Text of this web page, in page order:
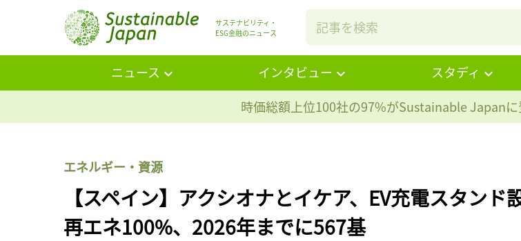
サステナビリティ・
ESG金融のニュース
ニュース インタビュー スタディ
時価総額上位100社の97%がSustainable Japanに
エネルギー・資源
【スペイン】アクシオナとイケア、EV充電スタンド
再エネ100%、2026年までに567基